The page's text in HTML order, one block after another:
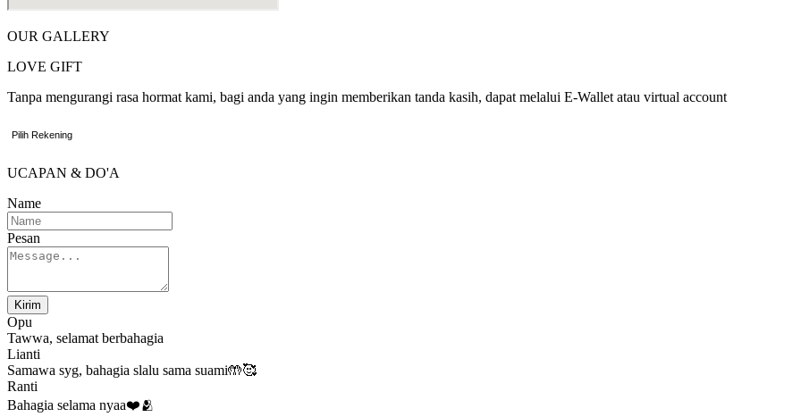
OUR GALLERY
LOVE GIFT
Tanpa mengurangi rasa hormat kami, bagi anda yang ingin memberikan tanda kasih, dapat melalui E-Wallet atau virtual account
UCAPAN & DO'A
Name
Pesan
Kirim
Opu
Tawwa, selamat berbahagia
Lianti
Samawa syg, bahagia slalu sama suami🤲🥰
Ranti
Bahagia selama nyaa❤️🫂